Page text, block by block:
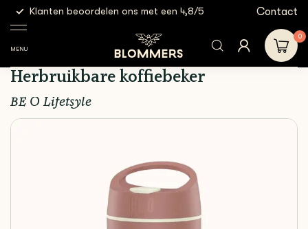
Klanten beoordelen ons met een 4,8/5 Gratis
Contact
MENU
0
BE O Cup | Pink Maranta
- Herbruikbare koffiebeker
BE O Cup | Pink Maranta -
Herbruikbare koffiebeker
BE O Lifetsyle